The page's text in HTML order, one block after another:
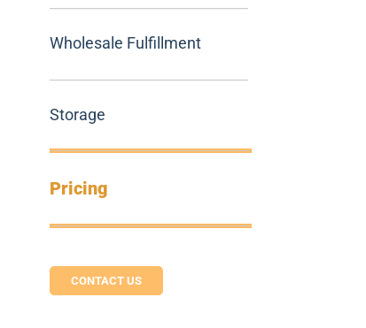
Wholesale Fulfillment
Storage
Pricing
CONTACT US